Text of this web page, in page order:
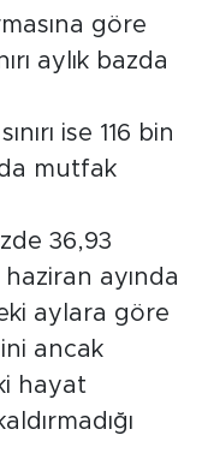
göre
aylık bazda
ise 116 bin
mutfak
36,93
haziran ayında
aylara göre
ancak
hayat